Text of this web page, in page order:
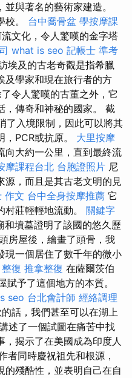
與著名的藝術家建造。
校。 台中喬骨盆 學按摩課
文化，令人驚嘆的金字塔
what is seo 記帳士 準考
埃及的古老奇觀是指希臘
及學家和現在旅行者的方
令人驚嘆的古董之外，它
，傳奇和神秘的國家。 截
了入境限制，因此可以將其
PCR或抗原。 大里按摩
向大約一公里，直到最終流
摩課程台北 台胞證照片 尼
源，而且是其古老文明的見
作文 台中全身按摩推薦 它
村莊輕輕地流動。 關鍵字
和墳墓證明了該國的悠久歷
房屋後，繪畫了頭骨，我
現一個居住了數千年的微小
整復 推拿整復 在薩爾茨伯
予了這個地方的本質。
seo 台北會計師 經絡調理
話，我們甚至可以在湖上
述了一個試圖在痛苦中找
，揭示了在美國成為印度人
者同時慶祝祖先和根源，
的殘酷性，並表明自己在自